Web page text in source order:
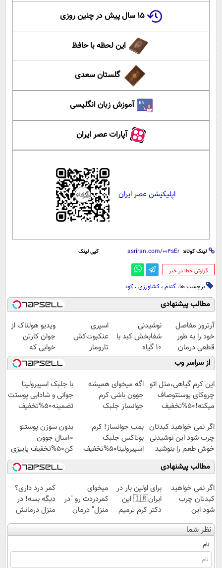
۱۵ سال پیش در چنین روزی
این لحظه با حافظ
گلستان سعدی
آموزش زبان انگلیسی
آپارات عصر ایران
اپلیکیشن عصر ایران
لینک کوتاه: کپی لینک
‌گزارش خطا در خبر
برچسب ها: گندم ، کشاورزی ، کود
مطالب پیشنهادی
آرتروز مفاصل
خود را به طور
قطعی درمان
کنید!
◗پرسش‌نامه◖
نوشیدنی
شفابخش کبد با
10 گیاه
موثر(تخفیف تا
امشب)
اسپری
عنکبوت‌‌کش
تارومار
ازبین‌برنده انواع
عنکبوت
ویدیو هولناک از
جوان کارتن
خوابی که
میلیاردر شد.
آموزش رایگان
از سراسر وب
این کرم گیاهی،مثل اتو
چروکای پوستتوصاف
میکنه!50%تخفیف
اگه میخوای همیشه
جوون باشی کرم
جوانساز جلبک
با جلبک اسپیرولینا
جوانی و شادابی پوستت
تضمینه50%تخفیف
اگر نمی خواهید کبدتان
چرب شود این نوشیدنی
خوش طعم را بنوشید
بمب جوانساز! کرم
بوتاکس جلبک
اسپیرولینا50%تخفیف
بدون سوزن پوستتو
10سال جوون
کن50%تخفیف پاییزی
مطالب پیشنهادی
اگر نمی خواهید
کبدتان چرب
شود این
نوشیدنی خوش
طعم را بنوشید
برای اولین بار در
ایران🇮🇷 این
دکتر کرم ترمیم
کننده 23 روزه
ساخت!
میخوای
کمردردت رو "در
منزل" درمان
کنی؟ (◂فیلم +
◂پرسش‌نامه)
کمر درد داری؟
دیگه بسه! در
منزل درمانش
کن
(◀پرسش‌نامه)
نظر شما
نام